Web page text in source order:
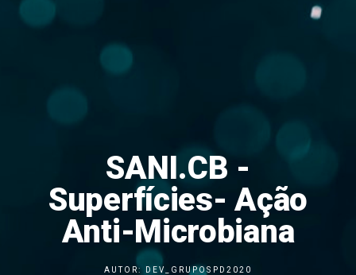
SANI.CB -
Superfícies- Ação
Anti-Microbiana
AUTOR: DEV_GRUPOSPD2020